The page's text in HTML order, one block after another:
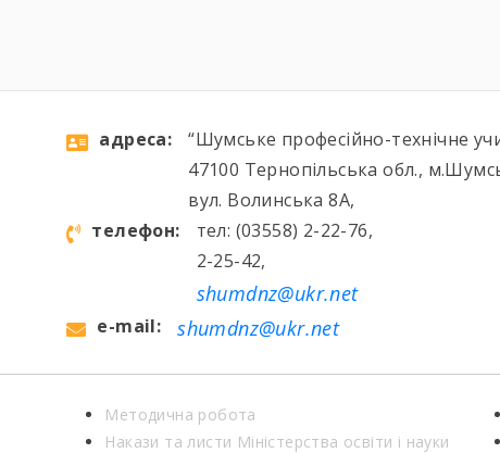
aдресa:
“Шумське професійно-технічне
47100 Тернопільська обл.,
вул. Волинська 8А,
телефон:
тел: (03558) 2-22-76,
2-25-42,
shumdnz@ukr.net
e-mail: shumdnz@ukr.net
Методична робота
Накази та листи Міністерства освіти і науки